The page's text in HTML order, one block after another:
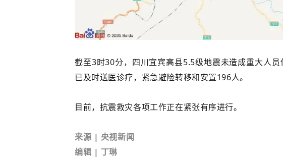
截至3时30分，四川宜宾高县5.5级地震未造成重大人员
已及时送医诊疗，紧急避险转移和安置196人。
目前，抗震救灾各项工作正在紧张有序进行。
来源 | 央视新闻
编辑 | 丁琳